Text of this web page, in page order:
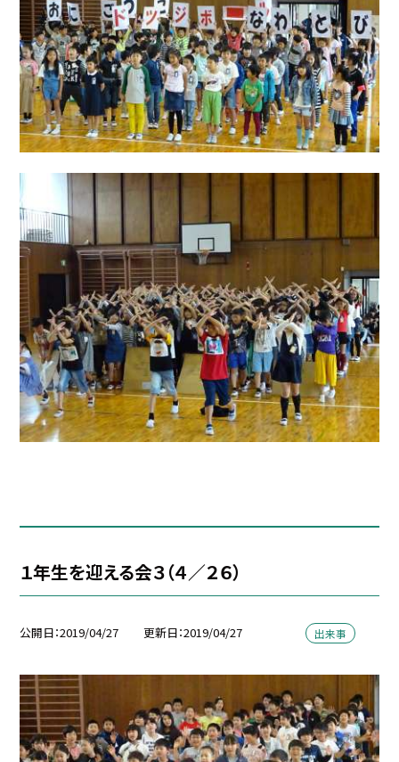
１年生を迎える会３（４／２６）
公開日 2019/04/27 更新日 2019/04/27 出来事